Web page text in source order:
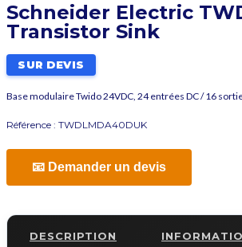
Schneider Electric
Transistor Sink
SUR DEVIS
Base modulaire Twido 24VDC, 24 entrées DC / 16
Référence : TWDLMDA40DUK
📧 Demander un devis
DESCRIPTION